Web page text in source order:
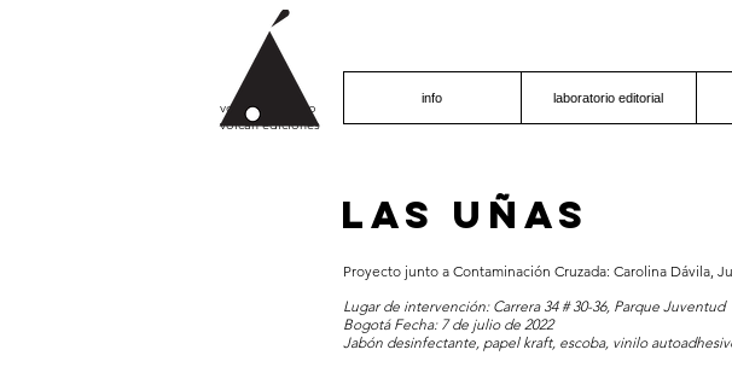
info laboratorio editorial
Las uñas
Proyecto junto a Contaminación Cruzada: Carolina Dávila,
Lugar de intervención: Carrera 34 # 30-36, Parque Juventud
Bogotá Fecha: 7 de julio de 2022
Jabón desinfectante, papel kraft, escoba, vinilo
volcán proyecto
volcán ediciones